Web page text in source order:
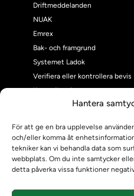
Hantera
För att ge en bra upplevelse
och/eller komma åt
tekniker kan vi behandla data som
webbplats. Om du inte samtycker
detta påverka vissa funktioner
Driftmeddelanden
NUAK
Emrex
Bak- och framgrund
Systemet Ladok
Verifiera eller kontrollera bevis
Kontrollera intyg
Om Ladokkonsortiet
Ladokkonsortiet internationellt
Vision, strategi och
Teamens sammansättning
Användarkontakter